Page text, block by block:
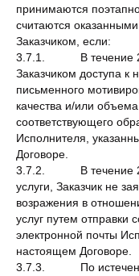
принимаются
считаются
Заказчиком, если:
3.7.1. В течение 2
Заказчиком доступа к
письменного
качества и/или
соответствующего
Исполнителя,
Договоре.
3.7.2. В течение 2
услуги, Заказчик не
возражения в
услуг путем отправки
электронной почты
настоящем Договоре.
3.7.3. По истечении